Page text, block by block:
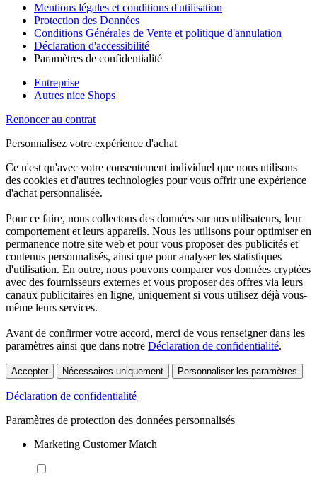
Mentions légales et conditions d'utilisation
Protection des Données
Conditions Générales de Vente et politique d'annulation
Déclaration d'accessibilité
Paramètres de confidentialité
Entreprise
Autres nice Shops
Renoncer au contrat
Personnalisez votre expérience d'achat
Ce n'est qu'avec votre consentement individuel que nous utilisons
des cookies et d'autres technologies pour vous offrir une expérience
d'achat personnalisée.
Pour ce faire, nous collectons des données sur nos utilisateurs, leur
comportement et leurs appareils. Nous les utilisons pour optimiser en
permanence notre site web et pour vous proposer des publicités et
contenus personnalisés, ainsi que pour analyser les statistiques
d'utilisation. En outre, nous pouvons comparer vos données cryptées
avec des fournisseurs externes et vous proposer des offres via leurs
canaux publicitaires en ligne, uniquement si vous utilisez déjà vous-
même leurs services.
Avant de confirmer votre accord, merci de vous renseigner dans les
paramètres ainsi que dans notre Déclaration de confidentialité.
Accepter Nécessaires uniquement Personnaliser les paramètres
Déclaration de confidentialité
Paramètres de protection des données personnalisés
Marketing Customer Match